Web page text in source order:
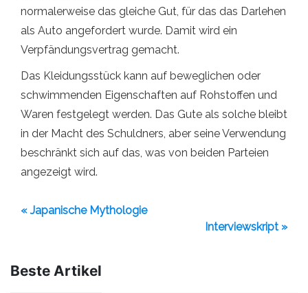
normalerweise das gleiche Gut, für das das Darlehen
als Auto angefordert wurde. Damit wird ein
Verpfändungsvertrag gemacht.
Das Kleidungsstück kann auf beweglichen oder
schwimmenden Eigenschaften auf Rohstoffen und
Waren festgelegt werden. Das Gute als solche bleibt
in der Macht des Schuldners, aber seine Verwendung
beschränkt sich auf das, was von beiden Parteien
angezeigt wird.
« Japanische Mythologie
Interviewskript »
Beste Artikel